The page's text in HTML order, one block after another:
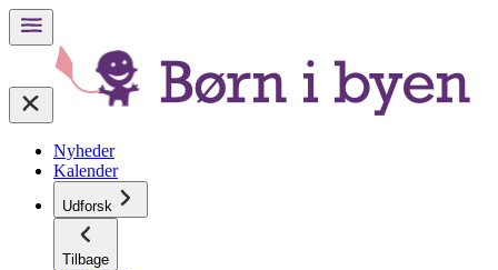
Nyheder
Kalender
Udforsk
Tilbage